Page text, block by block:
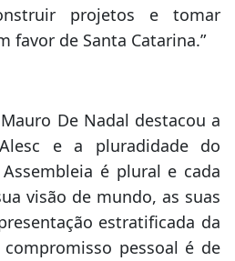
projetos e tomar
favor de Santa Catarina.”
De Nadal destacou a
e a pluradidade do
é plural e cada
visão de mundo, as suas
estratificada da
pessoal é de